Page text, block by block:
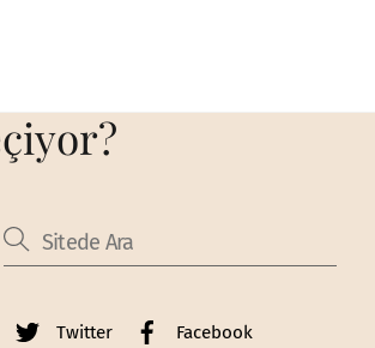
Twitter Facebook